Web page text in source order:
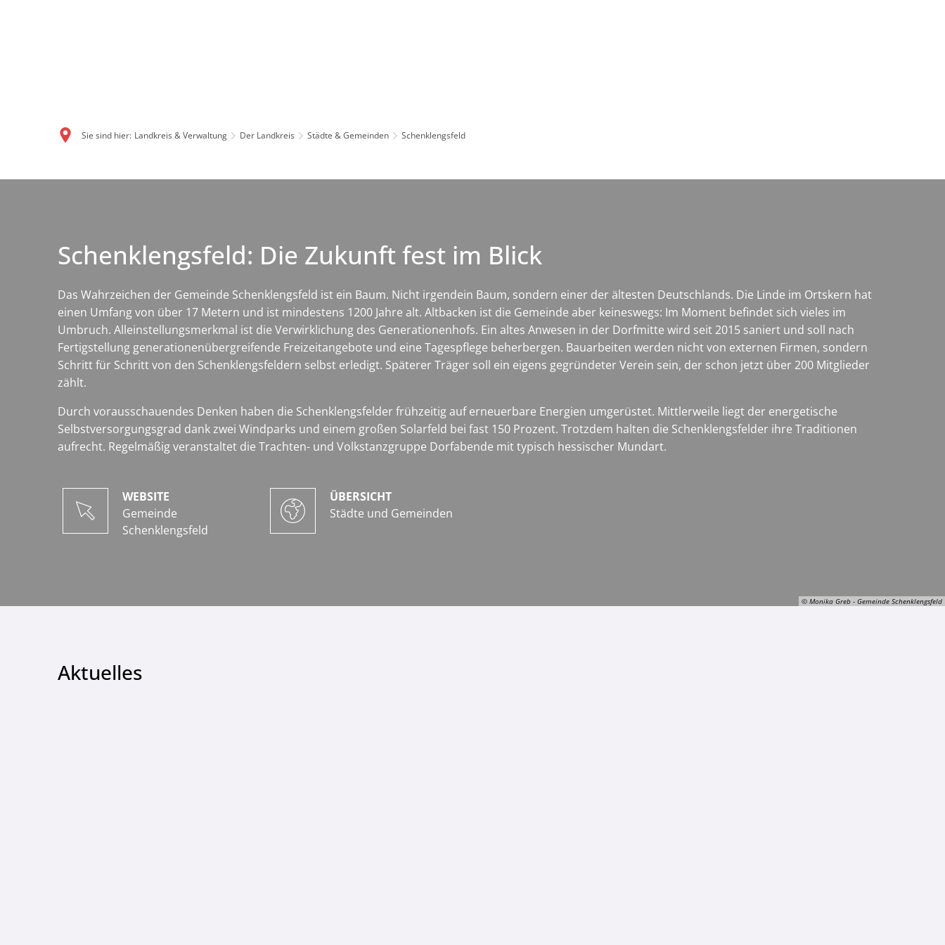
Sie sind hier: Landkreis & Verwaltung Der Landkreis Städte & Gemeinden Schenklengsfeld
© Monika Greb - Gemeinde Schenklengsfeld
Schenklengsfeld: Die Zukunft fest im Blick
Das Wahrzeichen der Gemeinde Schenklengsfeld ist ein Baum. Nicht irgendein Baum, sondern einer der ältesten Deutschlands. Die Linde im Ortskern hat
einen Umfang von über 17 Metern und ist mindestens 1200 Jahre alt. Altbacken ist die Gemeinde aber keineswegs: Im Moment befindet sich vieles im
Umbruch. Alleinstellungsmerkmal ist die Verwirklichung des Generationenhofs. Ein altes Anwesen in der Dorfmitte wird seit 2015 saniert und soll nach
Fertigstellung generationenübergreifende Freizeitangebote und eine Tagespflege beherbergen. Bauarbeiten werden nicht von externen Firmen, sondern
Schritt für Schritt von den Schenklengsfeldern selbst erledigt. Späterer Träger soll ein eigens gegründeter Verein sein, der schon jetzt über 200 Mitglieder
zählt.
Durch vorausschauendes Denken haben die Schenklengsfelder frühzeitig auf erneuerbare Energien umgerüstet. Mittlerweile liegt der energetische
Selbstversorgungsgrad dank zwei Windparks und einem großen Solarfeld bei fast 150 Prozent. Trotzdem halten die Schenklengsfelder ihre Traditionen
aufrecht. Regelmäßig veranstaltet die Trachten- und Volkstanzgruppe Dorfabende mit typisch hessischer Mundart.
WEBSITE
Gemeinde
Schenklengsfeld
ÜBERSICHT
Städte und Gemeinden
Aktuelles